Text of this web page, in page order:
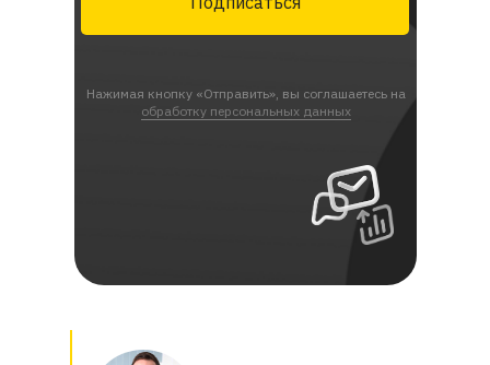
Нажимая кнопку «Отправить», вы соглашаетесь на
обработку персональных данных